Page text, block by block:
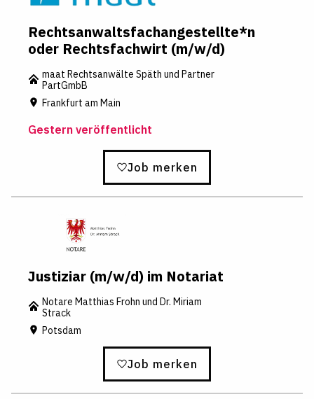
Rechtsanwaltsfachangestellte*n
oder Rechtsfachwirt (m/w/d)
maat Rechtsanwälte Späth und Partner
PartGmbB
Frankfurt am Main
Gestern veröffentlicht
Job merken
Justiziar (m/w/d) im Notariat
Notare Matthias Frohn und Dr. Miriam
Strack
Potsdam
Job merken